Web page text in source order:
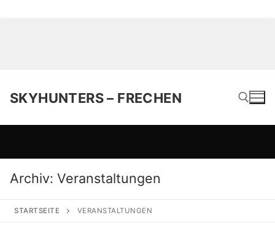
SKYHUNTERS – FRECHEN
Archiv: Veranstaltungen
STARTSEITE VERANSTALTUNGEN